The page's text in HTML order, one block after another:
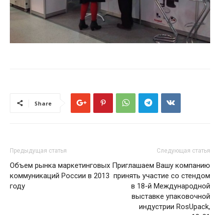
Share
Предыдущая статья
Объем рынка маркетинговых
коммуникаций России в 2013
году
Следующая статья
Приглашаем Вашу компанию
принять участие со стендом
в 18-й Международной
выставке упаковочной
индустрии RosUpack,